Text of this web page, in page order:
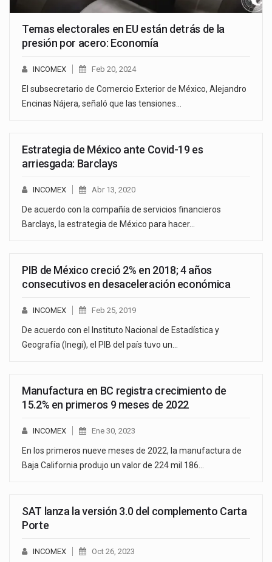
Temas electorales en EU están detrás de la
presión por acero: Economía
INCOMEX Feb 20, 2024
El subsecretario de Comercio Exterior de México, Alejandro
Encinas Nájera, señaló que las tensiones…
Estrategia de México ante Covid-19 es
arriesgada: Barclays
INCOMEX Abr 13, 2020
De acuerdo con la compañía de servicios financieros
Barclays, la estrategia de México para hacer…
PIB de México creció 2% en 2018; 4 años
consecutivos en desaceleración económica
INCOMEX Feb 25, 2019
De acuerdo con el Instituto Nacional de Estadística y
Geografía (Inegi), el PIB del país tuvo un…
Manufactura en BC registra crecimiento de
15.2% en primeros 9 meses de 2022
INCOMEX Ene 30, 2023
En los primeros nueve meses de 2022, la manufactura de
Baja California produjo un valor de 224 mil 186…
SAT lanza la versión 3.0 del complemento Carta
Porte
INCOMEX Oct 26, 2023